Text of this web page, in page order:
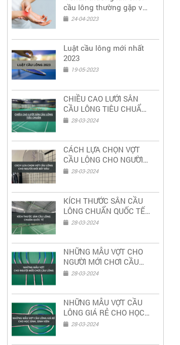
cầu lông thường gặp và
cách phòng tránh
24-04-2023
Luật cầu lông mới nhất
2023
19-05-2023
CHIỀU CAO LƯỚI SÂN
CẦU LÔNG TIÊU CHUẨN
QUỐC TẾ
28-03-2024
CÁCH LỰA CHỌN VỢT
CẦU LÔNG CHO NGƯỜI
MỚI BẮT ĐẦU
28-03-2024
KÍCH THƯỚC SÂN CẦU
LÔNG CHUẨN QUỐC TẾ
202328-03-2024
NHỮNG MẪU VỢT CHO
NGƯỜI MỚI CHƠI CẦU
LÔNG
28-03-2024
NHỮNG MẪU VỢT CẦU
LÔNG GIÁ RẺ CHO HỌC
SINH SINH VIÊN
28-03-2024